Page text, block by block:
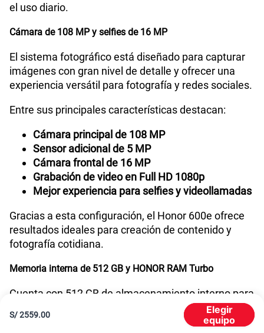
el uso diario.
Cámara de 108 MP y selfies de 16 MP
El sistema fotográfico está diseñado para capturar
imágenes con gran nivel de detalle y ofrecer una
experiencia versátil para fotografía y redes sociales.
Entre sus principales características destacan:
Cámara principal de 108 MP
Sensor adicional de 5 MP
Cámara frontal de 16 MP
Grabación de video en Full HD 1080p
Mejor experiencia para selfies y videollamadas
Gracias a esta configuración, el Honor 600e ofrece
resultados ideales para creación de contenido y
fotografía cotidiana.
Memoria interna de 512 GB y HONOR RAM Turbo
Cuenta con 512 GB de almacenamiento interno para
guardar miles de fotos, videos, aplicaciones y
archivos sin preocuparte constantemente por el
S/2559.00
Elegir
equipo